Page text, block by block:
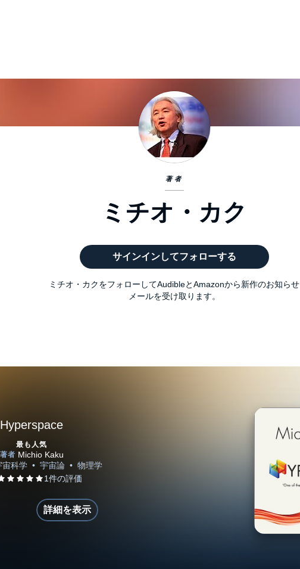
著者
ミチオ・カク
サインインしてフォローする
ミチオ・カクをフォローしてAudibleとAmazonから新作のお知らせ
メールを受け取ります。
Hyperspace
最も人気
詳細を表示